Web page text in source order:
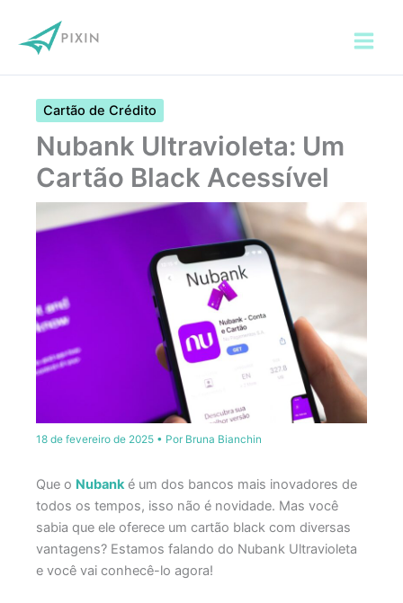
para
Cartão de Crédito
Nubank Ultravioleta: Um
Cartão Black Acessível
18 de fevereiro de 2025 • Por Bruna Bianchin
Que o Nubanké um dos bancos mais inovadores de
todos os tempos, isso não é novidade. Mas você
sabia que ele oferece um cartão black com diversas
vantagens? Estamos falando do Nubank Ultravioleta
e você vai conhecê-lo agora!